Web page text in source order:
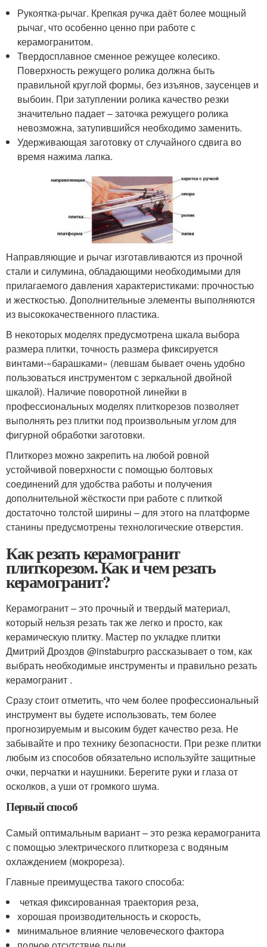
Рукоятка-рычаг. Крепкая ручка даёт более мощный
рычаг, что особенно ценно при работе с
керамогранитом.
Твердосплавное сменное режущее колесико.
Поверхность режущего ролика должна быть
правильной круглой формы, без изъянов, заусенцев и
выбоин. При затуплении ролика качество резки
значительно падает – заточка режущего ролика
невозможна, затупившийся необходимо заменить.
Удерживающая заготовку от случайного сдвига во
время нажима лапка.
Направляющие и рычаг изготавливаются из прочной
стали и силумина, обладающими необходимыми для
прилагаемого давления характеристиками: прочностью
и жесткостью. Дополнительные элементы выполняются
из высококачественного пластика.
В некоторых моделях предусмотрена шкала выбора
размера плитки, точность размера фиксируется
винтами-«барашками» (левшам бывает очень удобно
пользоваться инструментом с зеркальной двойной
шкалой). Наличие поворотной линейки в
профессиональных моделях плиткорезов позволяет
выполнять рез плитки под произвольным углом для
фигурной обработки заготовки.
Плиткорез можно закрепить на любой ровной
устойчивой поверхности с помощью болтовых
соединений для удобства работы и получения
дополнительной жёсткости при работе с плиткой
достаточно толстой ширины – для этого на платформе
станины предусмотрены технологические отверстия.
Как резать керамогранит
плиткорезом. Как и чем резать
керамогранит?
Керамогранит – это прочный и твердый материал,
который нельзя резать так же легко и просто, как
керамическую плитку. Мастер по укладке плитки
Дмитрий Дроздов @instaburpro рассказывает о том, как
выбрать необходимые инструменты и правильно резать
керамогранит .
Сразу стоит отметить, что чем более профессиональный
инструмент вы будете использовать, тем более
прогнозируемым и высоким будет качество реза. Не
забывайте и про технику безопасности. При резке плитки
любым из способов обязательно используйте защитные
очки, перчатки и наушники. Берегите руки и глаза от
осколков, а уши от громкого шума.
Первый способ
Самый оптимальным вариант – это резка керамогранита
с помощью электрического плиткореза с водяным
охлаждением (мокрореза).
Главные преимущества такого способа:
четкая фиксированная траектория реза,
хорошая производительность и скорость,
минимальное влияние человеческого фактора